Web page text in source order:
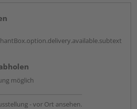
möglich
- vor Ort ansehen.